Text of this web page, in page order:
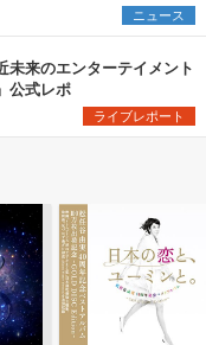
ニュース
未来のエンターテイメント
公式レポ
ライブレポート